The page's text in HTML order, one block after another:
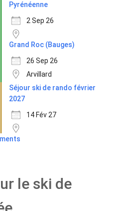
Pyrénéenne
2 Sep 26
Grand Roc (Bauges)
26 Sep 26
Arvillard
Séjour ski de rando février
2027
14 Fév 27
le ski de